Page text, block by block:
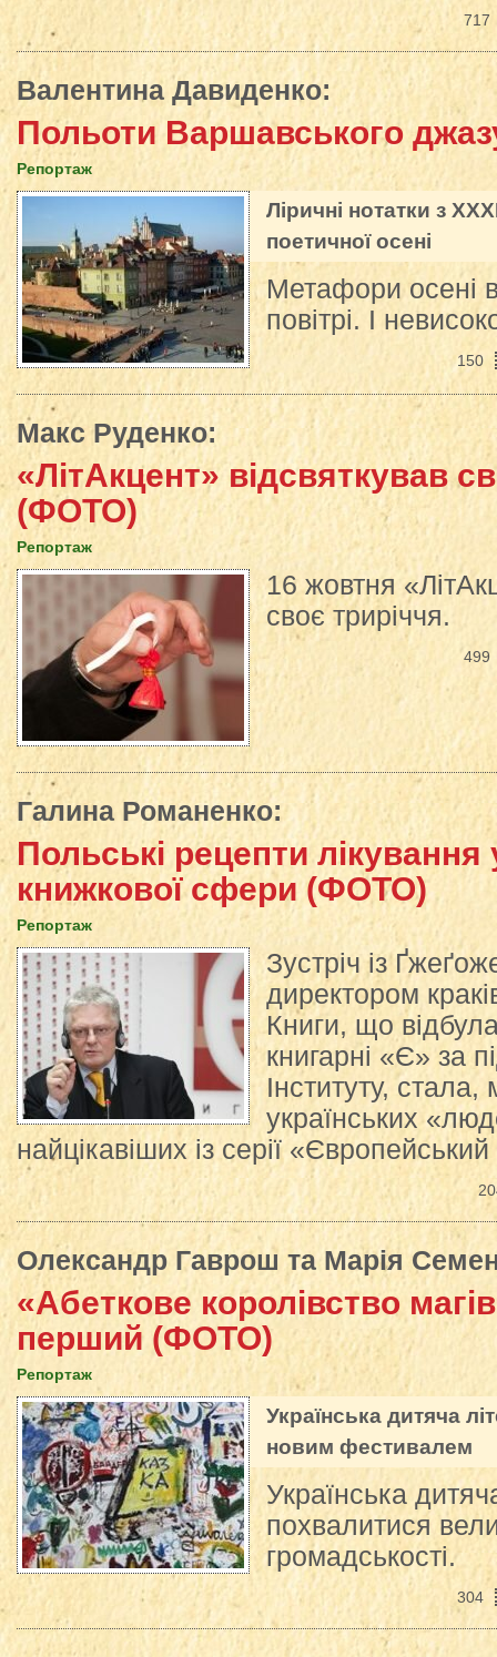
717
Валентина Давиденко:
Польоти Варшавського
Репортаж
Ліричні нотатки з
поетичної осені
Метафори осені
повітрі. І
150
Макс Руденко:
«ЛітАкцент» відсвяткував
(ФОТО)
Репортаж
16 жовтня
своє триріччя.
499
Галина Романенко:
Польські рецепти лікування
книжкової сфери (ФОТО)
Репортаж
Зустріч із
директором
Книги, що
книгарні «Є» за
Інституту,
українських
найцікавіших із серії
Олександр Гаврош таМарія
«Абеткове королівство магів
перший (ФОТО)
Репортаж
Українська дитяча
новим фестивалем
Українська
похвалитися
громадськості.
304